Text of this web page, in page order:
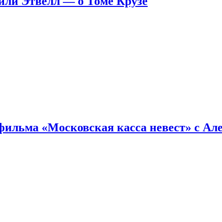
«Московская касса невест» с